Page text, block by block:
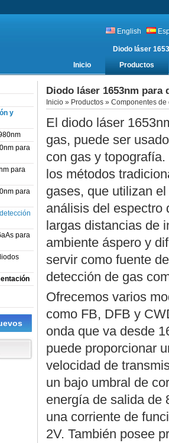
English
Diodo láser
Inicio
Productos
y
para
para
para
para
Diodo láser 1653nm para
Inicio » Productos » Componentes de
El diodo láser
gas, puede ser
con gas y
los métodos
gases, que utilizan
análisis del espectro
largas distancias de
ambiente áspero y
servir como fuente
detección de gas
Ofrecemos varios
como FB, DFB y
onda que va desde
puede proporcionar
velocidad de
un bajo umbral de
energía de salida de
una corriente de
2V. También posee